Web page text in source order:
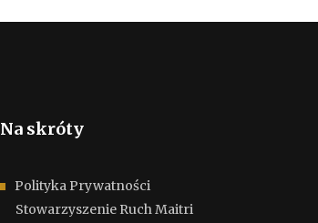
Na skróty
Polityka Prywatności
Stowarzyszenie Ruch Maitri